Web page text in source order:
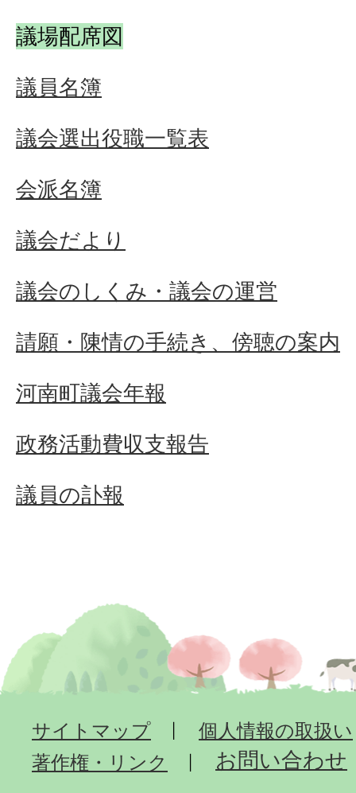
議場配席図
議員名簿
議会選出役職一覧表
会派名簿
議会だより
議会のしくみ・議会の運営
請願・陳情の手続き、傍聴の案内
河南町議会年報
政務活動費収支報告
議員の訃報
サイトマップ
個人情報の取扱い
著作権・リンク
お問い合わせ